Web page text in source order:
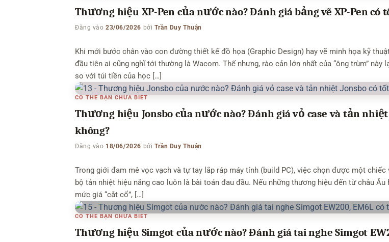
Thương hiệu XP-Pen của nước nào? Đánh giá bảng vẽ XP-Pen có
Đăng vào23/06/2026 bởi Trần Duy Thuận
Khi mới bước chân vào con đường thiết kế đồ họa (Graphic Design) hay vẽ minh họa kỹ
đầu tiên ai cũng nghĩ tới thường là Wacom. Thế nhưng, rào cản lớn nhất của “ông trùm” này
so với túi tiền của học […]
CÓ THỂ BẠN CHƯA BIẾT
Thương hiệu Jonsbo của nước nào? Đánh giá vỏ case và tản nhiệt
không?
Đăng vào 18/06/2026 bởi Trần Duy Thuận
Trong giới đam mê vọc vạch và tự tay lắp ráp máy tính (build PC), việc chọn được một chiếc
bộ tản nhiệt hiệu năng cao luôn là bài toán đau đầu. Nếu những thương hiệu đến từ châu
mức giá “cắt cổ”, […]
CÓ THỂ BẠN CHƯA BIẾT
Thương hiệu Simgot của nước nào? Đánh giá tai nghe Simgot